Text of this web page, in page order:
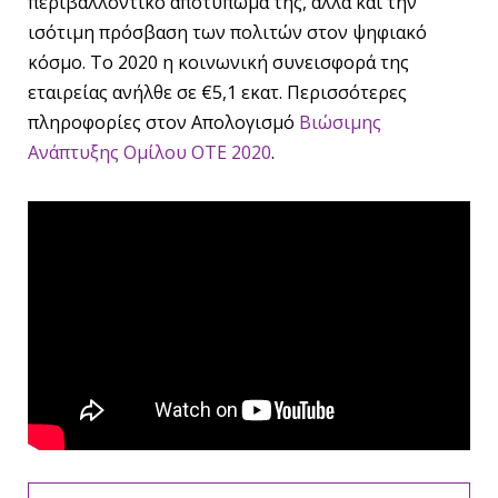
ισότιμη πρόσβαση των πολιτών στον ψηφιακό
κόσμο. Το 2020 η κοινωνική συνεισφορά της
εταιρείας ανήλθε σε €5,1 εκατ. Περισσότερες
πληροφορίες στον Απολογισμό Βιώσιμης
Ανάπτυξης Ομίλου ΟΤΕ 2020.